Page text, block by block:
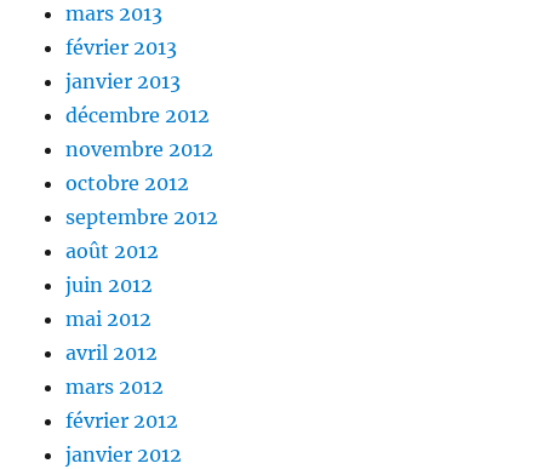
mars 2013
février 2013
janvier 2013
décembre 2012
novembre 2012
octobre 2012
septembre 2012
août 2012
juin 2012
mai 2012
avril 2012
mars 2012
février 2012
janvier 2012